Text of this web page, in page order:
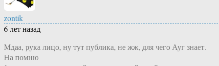
zontik
6 лет назад
Мдаа, рука лицо, ну тут публика, не жж, для чего Ауг знает.
На помню